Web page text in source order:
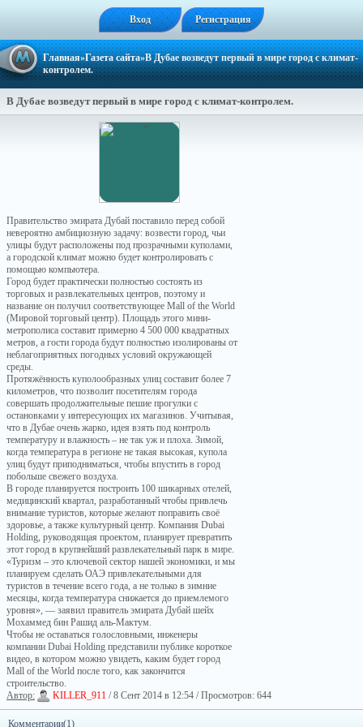
Вход Регистрация
Главная»Газета сайта»В Дубае возведут первый в мире город с климат-
контролем.
В Дубае возведут первый в мире город с климат-контролем.
Правительство эмирата Дубай поставило перед собой
невероятно амбициозную задачу: возвести город, чьи
улицы будут расположены под прозрачными куполами,
а городской климат можно будет контролировать с
помощью компьютера.
Город будет практически полностью состоять из
торговых и развлекательных центров, поэтому и
название он получил соответствующее Mall of the World
(Мировой торговый центр). Площадь этого мини-
метрополиса составит примерно 4 500 000 квадратных
метров, а гости города будут полностью изолированы от
неблагоприятных погодных условий окружающей
среды.
Протяжённость куполообразных улиц составит более 7
километров, что позволит посетителям города
совершать продолжительные пешие прогулки с
остановками у интересующих их магазинов. Учитывая,
что в Дубае очень жарко, идея взять под контроль
температуру и влажность – не так уж и плоха. Зимой,
когда температура в регионе не такая высокая, купола
улиц будут приподниматься, чтобы впустить в город
побольше свежего воздуха.
В городе планируется построить 100 шикарных отелей,
медицинский квартал, разработанный чтобы привлечь
внимание туристов, которые желают поправить своё
здоровье, а также культурный центр. Компания Dubai
Holding, руководящая проектом, планирует превратить
этот город в крупнейший развлекательный парк в мире.
«Туризм – это ключевой сектор нашей экономики, и мы
планируем сделать ОАЭ привлекательными для
туристов в течение всего года, а не только в зимние
месяцы, когда температура снижается до приемлемого
уровня», — заявил правитель эмирата Дубай шейх
Мохаммед бин Рашид аль-Мактум.
Чтобы не оставаться голословными, инженеры
компании Dubai Holding представили публике короткое
видео, в котором можно увидеть, каким будет город
Mall of the World после того, как закончится
строительство.
Автор:
KILLER_911 / 8 Сент 2014 в 12:54 / Просмотров: 644
Комментарии(1)